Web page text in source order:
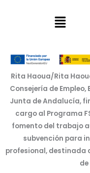
Menú
Rita Haoua/Rita
Consejería de
Junta de Andalucía,
cargo al Programa
fomento del trabajo
subvención para
profesional, destinada